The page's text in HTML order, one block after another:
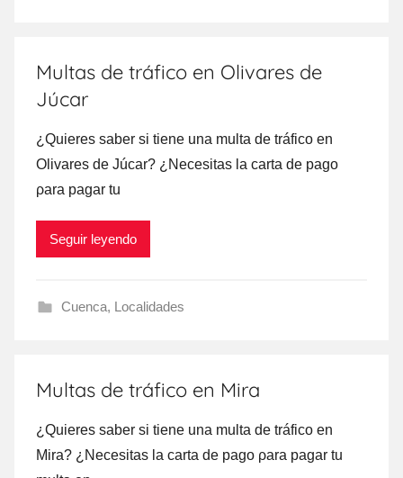
Multas de tráfico en Olivares de
Júcar
¿Quieres saber ѕi tiene una multa dе tráfico en
Olivares dе Júcar? ¿Necesitas la carta dе pago
ρara pagar tu
Seguir leyendo
Cuenca, Localidades
Multas de tráfico en Mira
¿Quieres saber ѕi tiene una multa dе tráfico en
Mira? ¿Necesitas la carta dе pago ρara pagar tu